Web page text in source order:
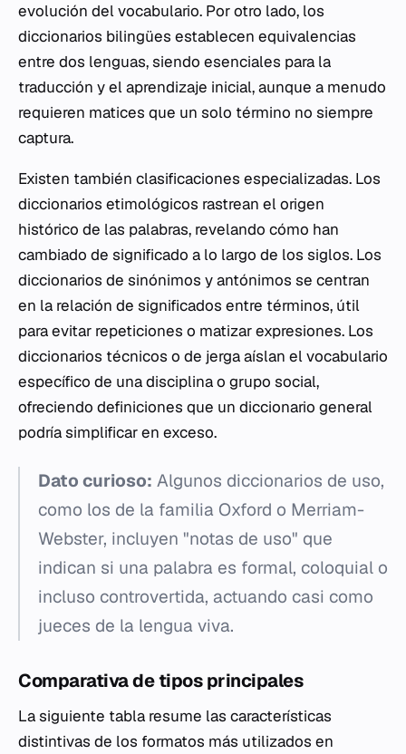
evolución del vocabulario. Por otro lado, los
diccionarios bilingües establecen equivalencias
entre dos lenguas, siendo esenciales para la
traducción y el aprendizaje inicial, aunque a menudo
requieren matices que un solo término no siempre
captura.
Existen también clasificaciones especializadas. Los
diccionarios etimológicos rastrean el origen
histórico de las palabras, revelando cómo han
cambiado de significado a lo largo de los siglos. Los
diccionarios de sinónimos y antónimos se centran
en la relación de significados entre términos, útil
para evitar repeticiones o matizar expresiones. Los
diccionarios técnicos o de jerga aíslan el vocabulario
específico de una disciplina o grupo social,
ofreciendo definiciones que un diccionario general
podría simplificar en exceso.
Dato curioso: Algunos diccionarios de uso,
como los de la familia Oxford o Merriam-
Webster, incluyen "notas de uso" que
indican si una palabra es formal, coloquial o
incluso controvertida, actuando casi como
jueces de la lengua viva.
Comparativa de tipos principales
La siguiente tabla resume las características
distintivas de los formatos más utilizados en